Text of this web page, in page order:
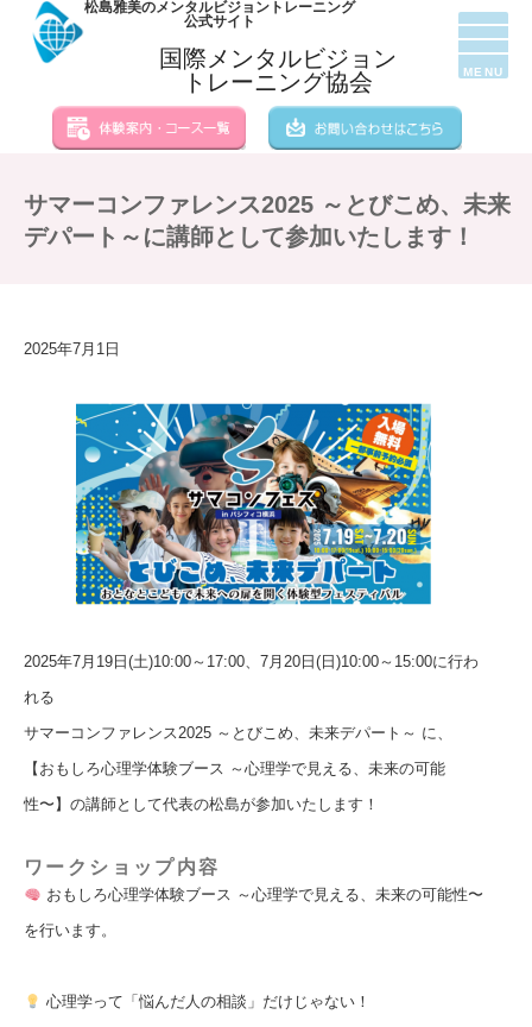
松島雅美のメンタルビジョントレーニング
公式サイト
国際メンタルビジョン
トレーニング協会
MENU
サマーコンファレンス2025 ～とびこめ、未来
デパート～に講師として参加いたします！
2025年7月1日
2025年7月19日(土)10:00～17:00、7月20日(日)10:00～15:00に行わ
れる
サマーコンファレンス2025 ～とびこめ、未来デパート～ に、
【おもしろ心理学体験ブース ～心理学で見える、未来の可能
性〜】の講師として代表の松島が参加いたします！
ワークショップ内容
おもしろ心理学体験ブース ～心理学で見える、未来の可能性〜
を行います。
心理学って「悩んだ人の相談」だけじゃない！